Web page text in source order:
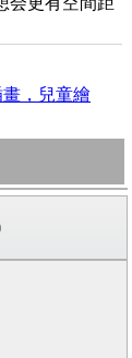
，兒童繪